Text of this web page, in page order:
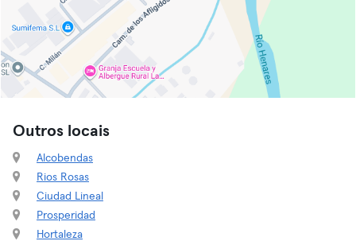
Outros locais
Alcobendas
Rios Rosas
Ciudad Lineal
Prosperidad
Hortaleza